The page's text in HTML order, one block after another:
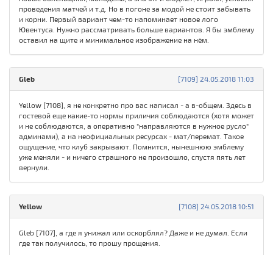
проведения матчей и т.д. Но в погоне за модой не стоит забывать
и корни. Первый вариант чем-то напоминает новое лого
Ювентуса. Нужно рассматривать больше вариантов. Я бы эмблему
оставил на щите и минимальное изображение на нём.
[7109] 24.05.2018 11:03
Gleb
Yellow [7108], я не конкретно про вас написал - а в-общем. Здесь в
гостевой еще какие-то нормы приличия соблюдаются (хотя может
и не соблюдаются, а оперативно "направляются в нужное русло"
админами), а на неофициальных ресурсах - мат/перемат. Такое
ощущение, что клуб закрывают. Помнится, нынешнюю эмблему
уже меняли - и ничего страшного не произошло, спустя пять лет
вернули.
[7108] 24.05.2018 10:51
Yellow
Gleb [7107], а где я унижал или оскорблял? Даже и не думал. Если
где так получилось, то прошу прощения.